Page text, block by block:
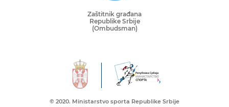
Zaštitnik građana
Republike Srbije
(Ombudsman)
© 2020. Ministarstvo sporta Republike Srbije